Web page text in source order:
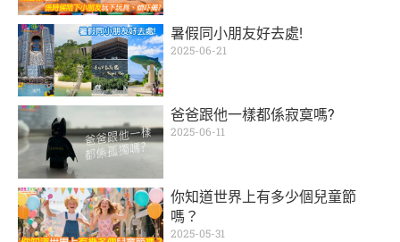
暑假同小朋友好去處!
2025-06-21
爸爸跟他一樣都係寂寞嗎?
2025-06-11
你知道世界上有多少個兒童節
嗎？
2025-05-31